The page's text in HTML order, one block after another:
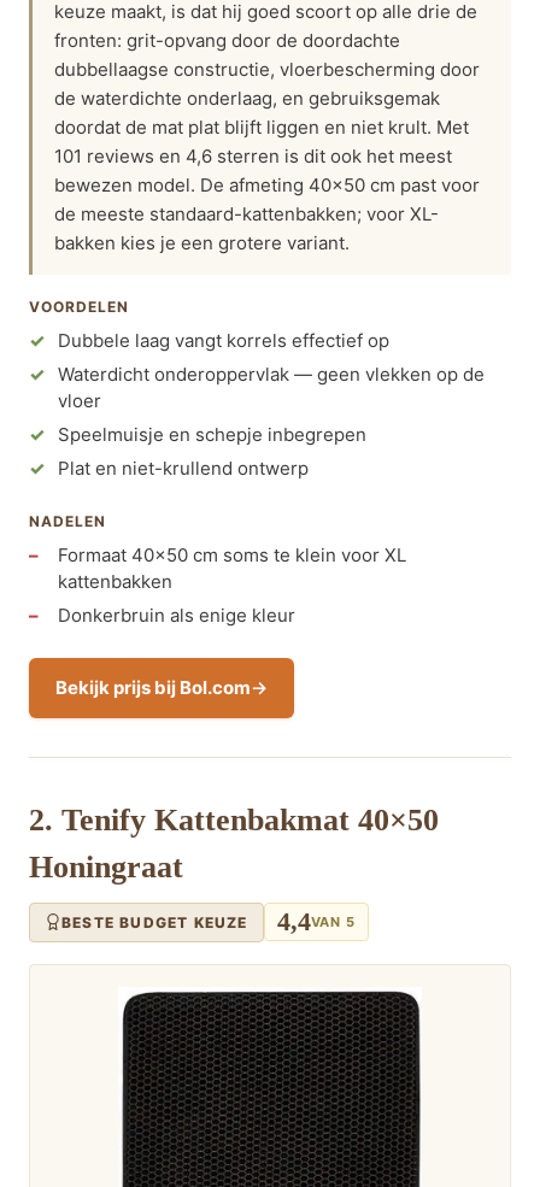
keuze maakt, is dat hij goed scoort op alle drie de
fronten: grit-opvang door de doordachte
dubbellaagse constructie, vloerbescherming door
de waterdichte onderlaag, en gebruiksgemak
doordat de mat plat blijft liggen en niet krult. Met
101 reviews en 4,6 sterren is dit ook het meest
bewezen model. De afmeting 40×50 cm past voor
de meeste standaard-kattenbakken; voor XL-
bakken kies je een grotere variant.
VOORDELEN
Dubbele laag vangt korrels effectief op
Waterdicht onderoppervlak — geen vlekken op de
vloer
Speelmuisje en schepje inbegrepen
Plat en niet-krullend ontwerp
NADELEN
Formaat 40×50 cm soms te klein voor XL
kattenbakken
Donkerbruin als enige kleur
Bekijk prijs bij Bol.com
2. Tenify Kattenbakmat 40×50
Honingraat
BESTE BUDGET KEUZE 4,4VAN 5